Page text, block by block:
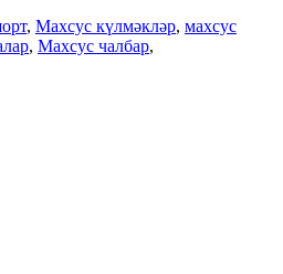
, Махсус күлмәкләр, махсус
, Махсус чалбар,